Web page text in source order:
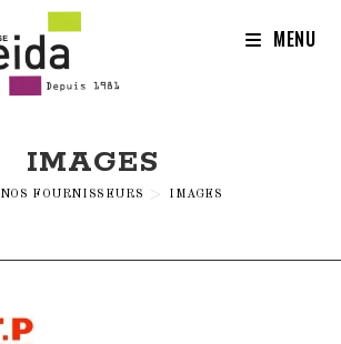
MENU
IMAGES
NOS FOURNISSEURS > IMAGES